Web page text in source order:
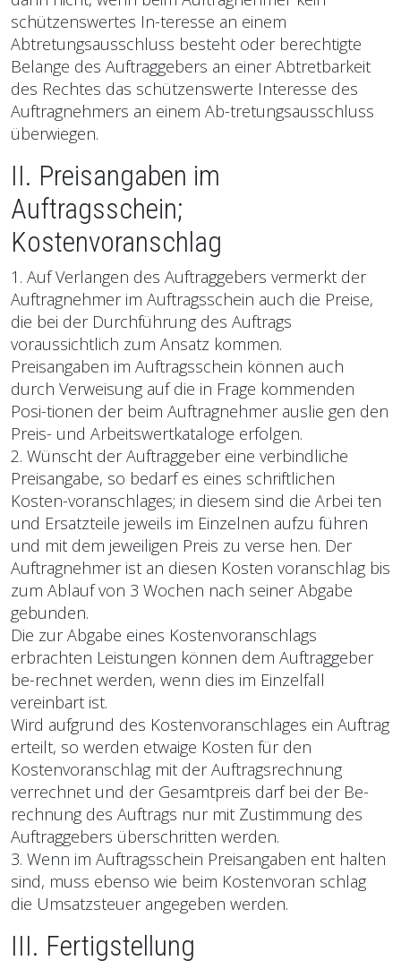
schützenswertes In-teresse an einem
Abtretungsausschluss besteht oder berechtigte
Belange des Auftraggebers an einer Abtretbarkeit
des Rechtes das schützenswerte Interesse des
Auftragnehmers an einem Ab-tretungsausschluss
überwiegen.
II. Preisangaben im
Auftragsschein;
Kostenvoranschlag
1. Auf Verlangen des Auftraggebers vermerkt der
Auftragnehmer im Auftragsschein auch die Preise,
die bei der Durchführung des Auftrags
voraussichtlich zum Ansatz kommen.
Preisangaben im Auftragsschein können auch
durch Verweisung auf die in Frage kommenden
Posi-tionen der beim Auftragnehmer auslie gen den
Preis- und Arbeitswertkataloge erfolgen.
2. Wünscht der Auftraggeber eine verbindliche
Preisangabe, so bedarf es eines schriftlichen
Kosten-voranschlages; in diesem sind die Arbei ten
und Ersatzteile jeweils im Einzelnen aufzu führen
und mit dem jeweiligen Preis zu verse hen. Der
Auftragnehmer ist an diesen Kosten voranschlag bis
zum Ablauf von 3 Wochen nach seiner Abgabe
gebunden.
Die zur Abgabe eines Kostenvoranschlags
erbrachten Leistungen können dem Auftraggeber
be-rechnet werden, wenn dies im Einzelfall
vereinbart ist.
Wird aufgrund des Kostenvoranschlages ein Auftrag
erteilt, so werden etwaige Kosten für den
Kostenvoranschlag mit der Auftragsrechnung
verrechnet und der Gesamtpreis darf bei der Be-
rechnung des Auftrags nur mit Zustimmung des
Auftraggebers überschritten werden.
3. Wenn im Auftragsschein Preisangaben ent halten
sind, muss ebenso wie beim Kostenvoran schlag
die Umsatzsteuer angegeben werden.
III. Fertigstellung